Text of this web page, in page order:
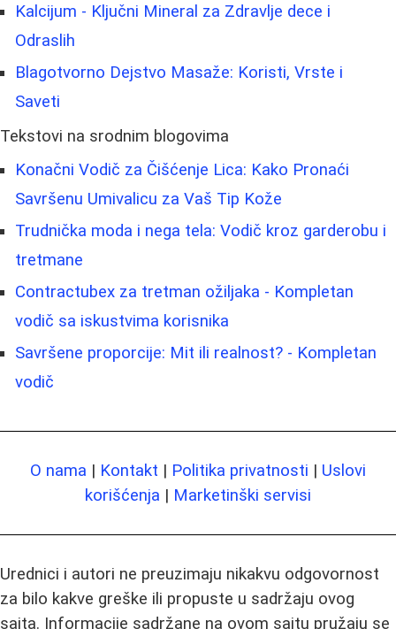
Kalcijum - Ključni Mineral za Zdravlje dece i
Odraslih
Blagotvorno Dejstvo Masaže: Koristi, Vrste i
Saveti
Tekstovi na srodnim blogovima
Konačni Vodič za Čišćenje Lica: Kako Pronaći
Savršenu Umivalicu za Vaš Tip Kože
Trudnička moda i nega tela: Vodič kroz garderobu i
tretmane
Contractubex za tretman ožiljaka - Kompletan
vodič sa iskustvima korisnika
Savršene proporcije: Mit ili realnost? - Kompletan
vodič
O nama | Kontakt | Politika privatnosti | Uslovi
korišćenja | Marketinški servisi
Urednici i autori ne preuzimaju nikakvu odgovornost
za bilo kakve greške ili propuste u sadržaju ovog
sajta. Informacije sadržane na ovom sajtu pružaju se